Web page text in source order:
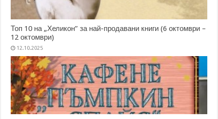
Топ 10 на „Хеликон” за най-продавани книги (6 октомври –
12 октомври)
12.10.2025